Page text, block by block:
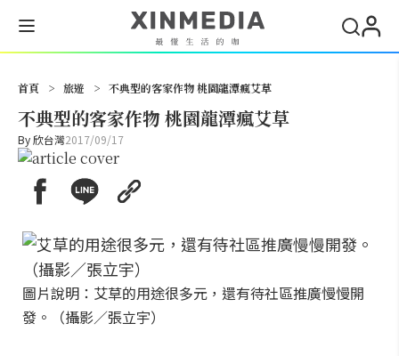
首頁 > 旅遊 > 不典型的客家作物 桃園龍潭瘋艾草
不典型的客家作物 桃園龍潭瘋艾草
By欣台灣2017/09/17
圖片說明：艾草的用途很多元，還有待社區推廣慢慢開
發。（攝影／張立宇）